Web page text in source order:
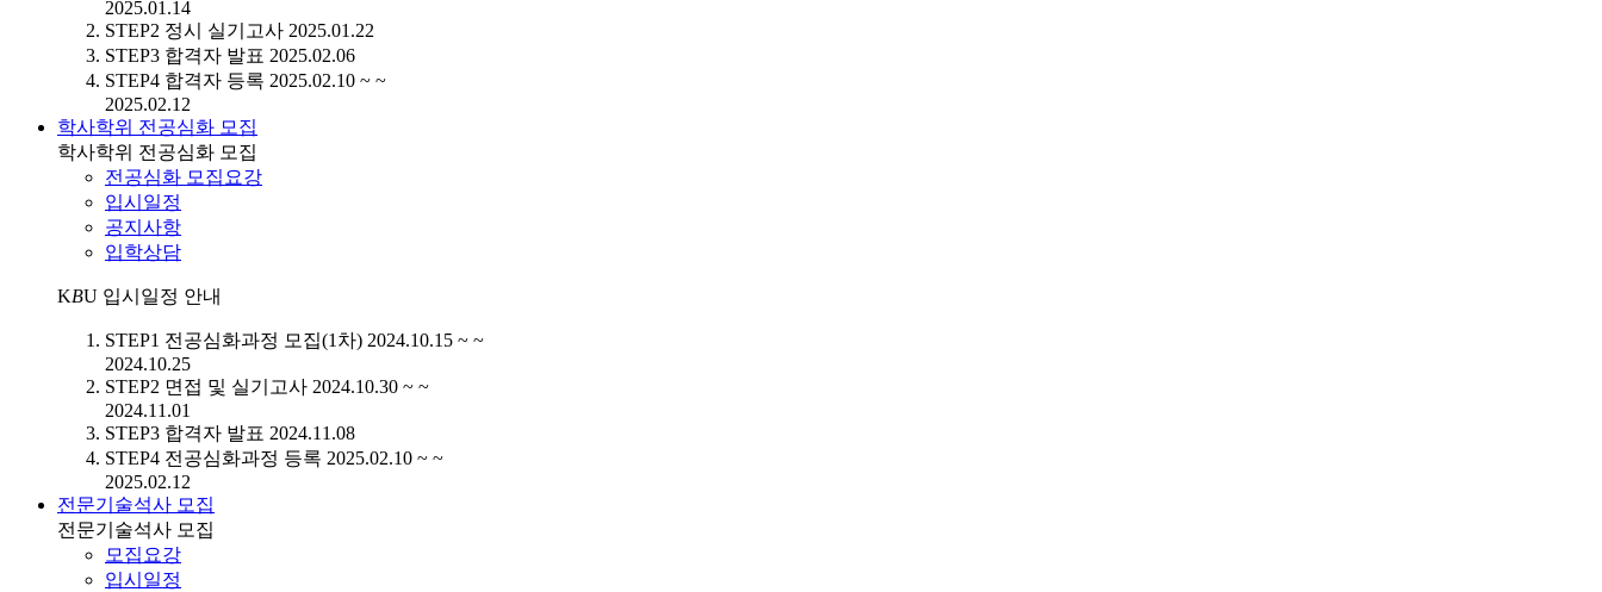
2025.01.14
STEP2 정시 실기고사 2025.01.22
STEP3 합격자 발표 2025.02.06
STEP4 합격자 등록 2025.02.10 ~ ~
2025.02.12
학사학위 전공심화 모집
학사학위 전공심화 모집
전공심화 모집요강
입시일정
공지사항
입학상담
KBU 입시일정 안내
STEP1 전공심화과정 모집(1차) 2024.10.15 ~ ~
2024.10.25
STEP2 면접 및 실기고사 2024.10.30 ~ ~
2024.11.01
STEP3 합격자 발표 2024.11.08
STEP4 전공심화과정 등록 2025.02.10 ~ ~
2025.02.12
전문기술석사 모집
전문기술석사 모집
모집요강
입시일정